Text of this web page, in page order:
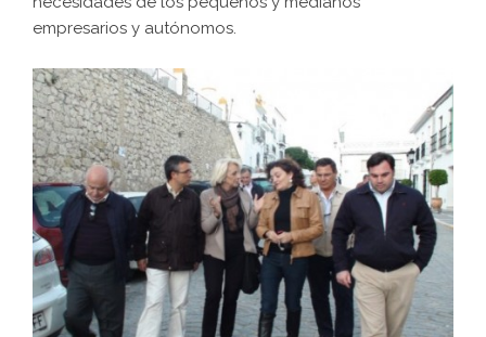
empresarios y autónomos.